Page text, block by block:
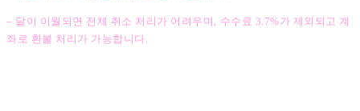
– 달이 이월되면 전체 취소 처리가 어려우며, 수수료 3.7%가 제외되고 계
좌로 환불 처리가 가능합니다.